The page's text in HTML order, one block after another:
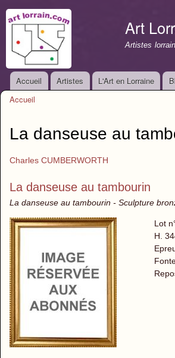
Art
Artistes
Menu principal
Accueil Artistes L'Art en Lorraine
Accueil
La danseuse au
Charles CUMBERWORTH
La danseuse au tambourin
La danseuse au tambourin - Sculpture
Lot
H.